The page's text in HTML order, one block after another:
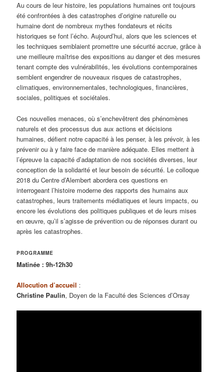
Au cours de leur histoire, les populations humaines ont toujours
été confrontées à des catastrophes d’origine naturelle ou
humaine dont de nombreux mythes fondateurs et récits
historiques se font l’écho. Aujourd’hui, alors que les sciences et
les techniques semblaient promettre une sécurité accrue, grâce à
une meilleure maîtrise des expositions au danger et des mesures
tenant compte des vulnérabilités, les évolutions contemporaines
semblent engendrer de nouveaux risques de catastrophes,
climatiques, environnementales, technologiques, financières,
sociales, politiques et sociétales.
Ces nouvelles menaces, où s’enchevêtrent des phénomènes
naturels et des processus dus aux actions et décisions
humaines, défient notre capacité à les penser, à les prévoir, à les
prévenir ou à y faire face de manière adéquate. Elles mettent à
l’épreuve la capacité d’adaptation de nos sociétés diverses, leur
conception de la solidarité et leur besoin de sécurité. Le colloque
2018 du Centre d’Alembert abordera ces questions en
interrogeant l’histoire moderne des rapports des humains aux
catastrophes, leurs traitements médiatiques et leurs impacts, ou
encore les évolutions des politiques publiques et de leurs mises
en œuvre, qu’il s’agisse de prévention ou de réponses durant ou
après les catastrophes.
PROGRAMME
Matinée : 9h-12h30
Allocution d’accueil :
Christine Paulin, Doyen de la Faculté des Sciences d’Orsay